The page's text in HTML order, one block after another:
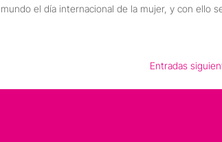
el día internacional de la mujer, y con ello
Entradas